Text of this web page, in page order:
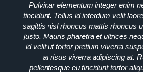
Pulvinar elementum integer enim
tincidunt. Tellus id interdum velit
sagittis nisl rhoncus mattis rhoncus
justo. Mauris pharetra et ultrices
id velit ut tortor pretium viverra
at risus viverra adipiscing at.
pellentesque eu tincidunt tortor